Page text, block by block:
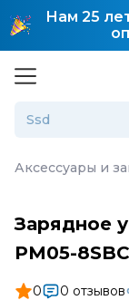
Нам 25
Аксессуары и
Зарядное
PM05-
0 0 отзывов